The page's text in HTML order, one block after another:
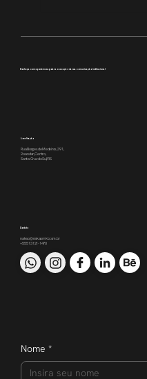
Conheça como podemos apoiar a execução da sua comunicação institucional
Localização
Rua Borges de Medeiros, 391,
2o andar, Centro,
Santa Cruz do Sul/RS
Contato
nakao@nakaomkt.com.br
+55 51 3121-1470
Nome *